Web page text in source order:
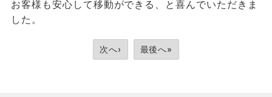
お客様も安心して移動ができる、と喜んでいただきま
した。
次へ› 最後へ»